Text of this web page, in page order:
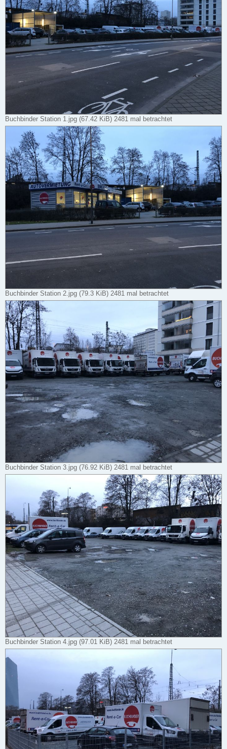
Buchbinder Station 1.jpg (67.42 KiB) 2481 mal betrachtet
Buchbinder Station 2.jpg (79.3 KiB) 2481 mal betrachtet
Buchbinder Station 3.jpg (76.92 KiB) 2481 mal betrachtet
Buchbinder Station 4.jpg (97.01 KiB) 2481 mal betrachtet